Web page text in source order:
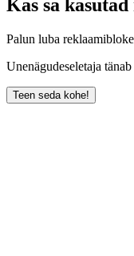
Kas sa
Palun luba
Unenägudeseletaja
Teen seda kohe!